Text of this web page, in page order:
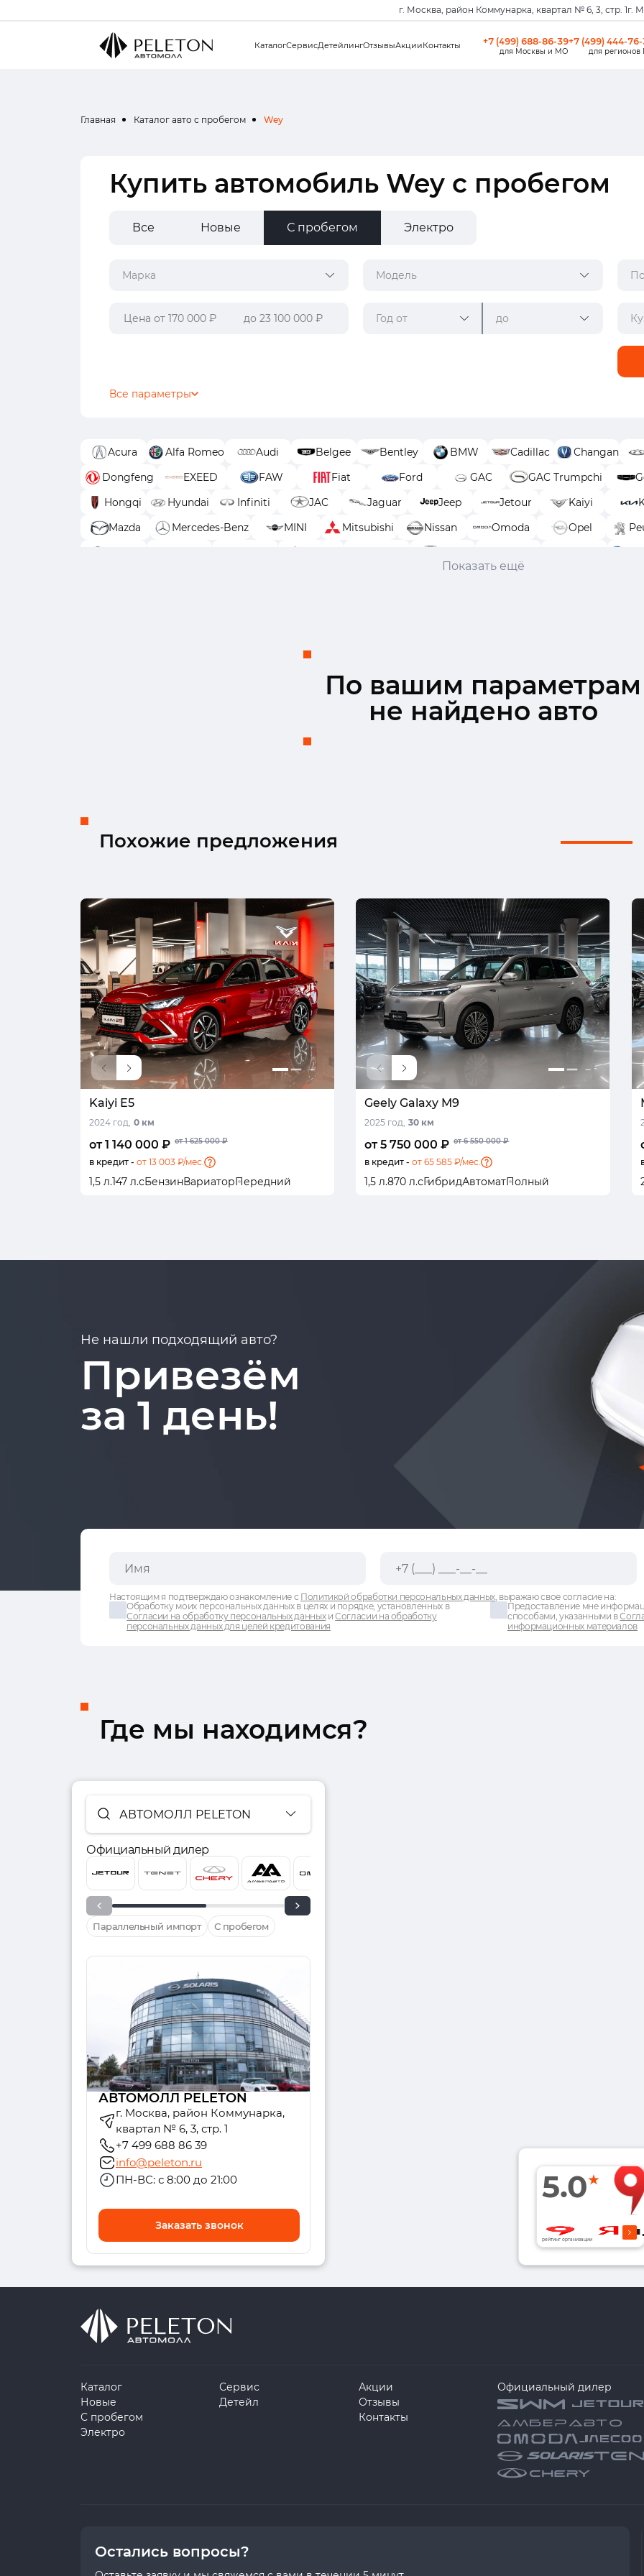
г. Москва, район Коммунарка, квартал № 6, 3, стр. 1г.
КаталогСервисДетейлингОтзывыАкцииКонтакты +7 (499) 688-86-39
для Москвы и МО
+7 (499) 444-
для регионов
Главная Каталог авто с пробегом Wey
Купить автомобиль Wey с пробегом
Все Новые С пробегом Электро
Марка Модель
Год от до
Все параметры
Acura Alfa Romeo Audi Belgee Bentley BMW Cadillac Changan
Dongfeng
EXEED FAW Fiat Ford GAC GAC Trumpchi
Hongqi
Hyundai Infiniti JAC Jaguar Jeep Jetour Kaiyi
Mazda
Mercedes-Benz MINI Mitsubishi Nissan Omoda Opel
Показать ещё
По вашим параметрам
не найдено авто
Похожие предложения
Kaiyi E5
2024 год, 0 км
от 1 140 000 ₽ от 1 625 000 ₽
в кредит - от 13 003 ₽/мес.
1,5 л.147 л.сБензинВариаторПередний
Geely Galaxy M9
2025 год, 30 км
от 5 750 000 ₽ от 6 550 000 ₽
в кредит - от 65 585 ₽/мес.
1,5 л.870 л.сГибридАвтоматПолный
Не нашли подходящий авто?
Привезём
за 1 день!
Настоящим я подтверждаю ознакомление с Политикой обработки персональных данных, выражаю свое согласие на:
Обработку моих персональных данных в целях и порядке, установленных в
Согласии на обработку персональных данныхиСогласии на обработку
персональных данных для целей кредитования
Предоставление мне
способами, указанными в
информационных материалов
Где мы находимся?
АВТОМОЛЛ PELETON
Официальный дилер
Параллельный импорт С пробегом
АВТОМОЛЛ PELETON
г. Москва, район Коммунарка,
квартал № 6, 3, стр. 1
+7 499 688 86 39
info@peleton.ru
ПН-ВС: с 8:00 до 21:00
Заказать звонок
5.0
рейтинг организации
Каталог
Новые
С пробегом
Электро
Сервис
Детейл
Акции
Отзывы
Контакты
Официальный дилер
Остались вопросы?